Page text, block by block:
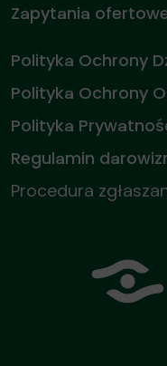
Zapytania
Polityka Ochrony
Polityka Ochrony
Polityka
Regulamin
Procedura